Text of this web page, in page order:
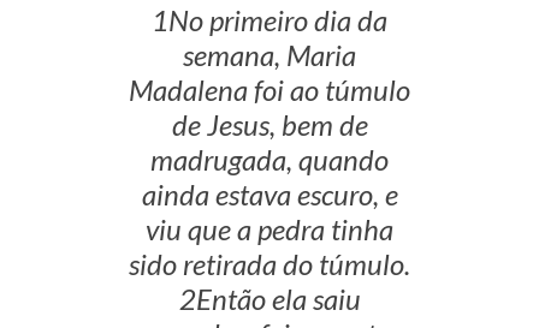
1No primeiro dia da
semana, Maria
Madalena foi ao túmulo
de Jesus, bem de
madrugada, quando
ainda estava escuro, e
viu que a pedra tinha
sido retirada do túmulo.
2Então ela saiu